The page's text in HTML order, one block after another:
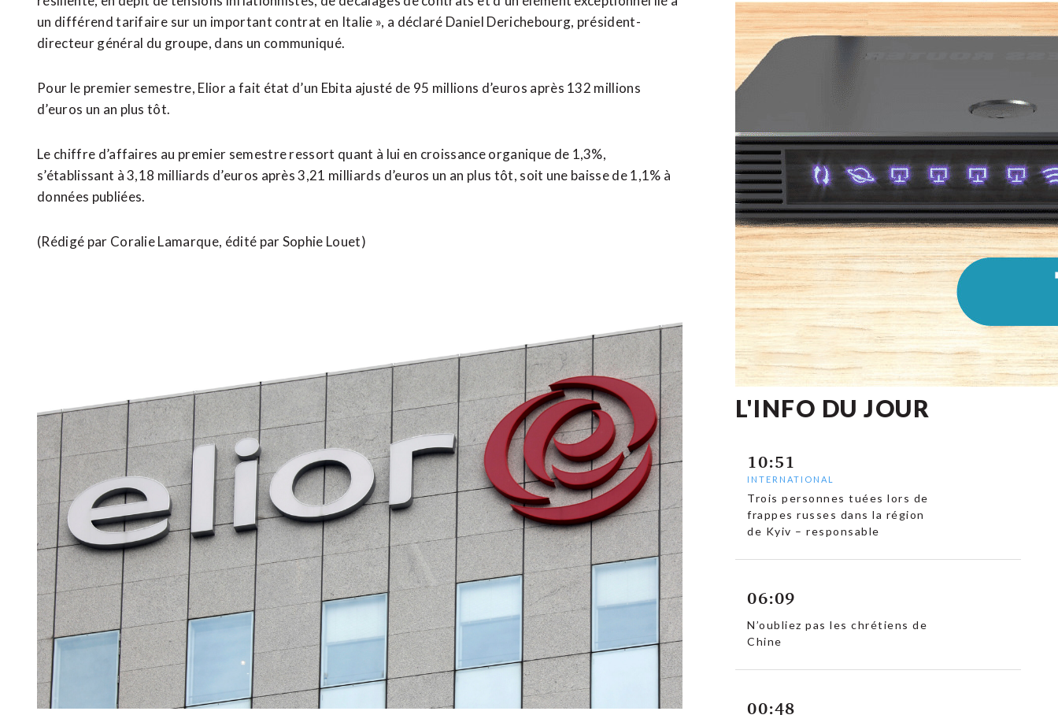
un différend tarifaire ⁠sur un important contrat ​en Italie », ​a déclaré Daniel Derichebourg, président-
directeur général du groupe, ​dans un communiqué.
Pour le premier semestre, Elior a fait état ‌d’un Ebita ​ajusté de 95 millions d’euros après 132 millions
d’euros ​un an plus tôt.
Le chiffre d’affaires au premier semestre ressort quant à lui en croissance organique de 1,3%,
s’établissant à 3,18 milliards d’euros après 3,21 milliards ⁠d’euros un an plus tôt, soit une baisse de 1,1% à
données ​publiées.
(Rédigé par Coralie Lamarque, édité ​par Sophie Louet)
L'INFO DU JOUR
10:51
INTERNATIONAL
Trois personnes tuées lors de
frappes russes dans la région
de Kyiv – responsable
06:09
N’oubliez pas les chrétiens de
Chine
00:48